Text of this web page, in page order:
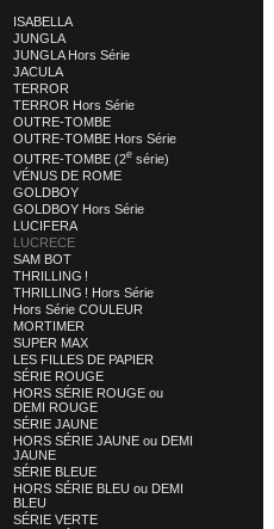
ISABELLA
JUNGLA
JUNGLA Hors Série
JACULA
TERROR
TERROR Hors Série
OUTRE-TOMBE
OUTRE-TOMBE Hors Série
OUTRE-TOMBE (2esérie)
VÉNUS DE ROME
GOLDBOY
GOLDBOY Hors Série
LUCIFERA
LUCRECE
SAM BOT
THRILLING !
THRILLING ! Hors Série
Hors Série COULEUR
MORTIMER
SUPER MAX
LES FILLES DE PAPIER
SÉRIE ROUGE
HORS SÉRIE ROUGE ou
DEMI ROUGE
SÉRIE JAUNE
HORS SÉRIE JAUNE ou DEMI
JAUNE
SÉRIE BLEUE
HORS SÉRIE BLEU ou DEMI
BLEU
SÉRIE VERTE